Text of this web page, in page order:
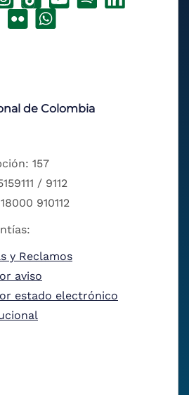
de Colombia
157
/ 9112
910112
y Reclamos
aviso
estado electrónico